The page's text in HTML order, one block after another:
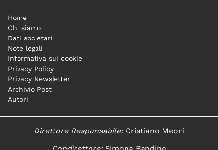
Home
Chi siamo
Dati societari
Note legali
Informativa sui cookie
Privacy Policy
Privacy Newsletter
Archivio Post
Autori
Direttore Responsabile:Cristiano Meoni